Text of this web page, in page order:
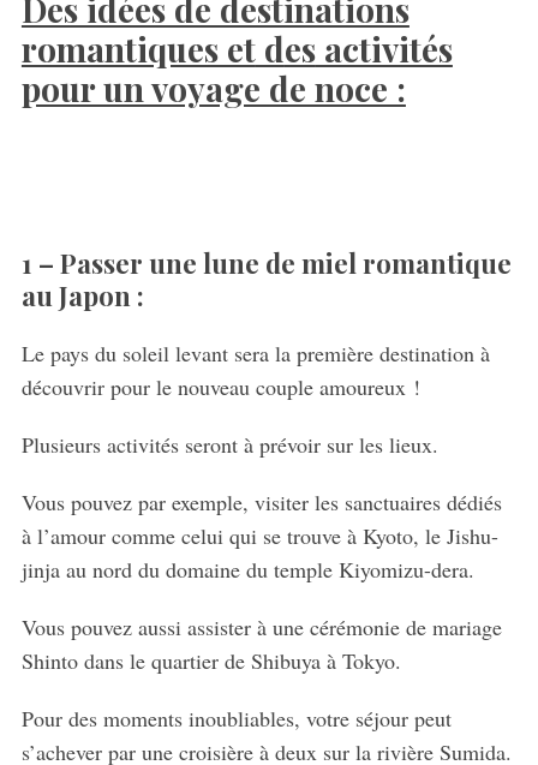
Des idées de destinations
romantiques etdesactivités
pour un voyage de noce :
1 – Passer une lune de miel romantique
au Japon :
Le pays du soleil levant sera la première destination à
découvrir pour le nouveau couple amoureux !
Plusieurs activités seront à prévoir sur les lieux.
Vous pouvez par exemple, visiter les sanctuaires dédiés
à l’amour comme celui qui se trouve à Kyoto, le Jishu-
jinja au nord du domaine du temple Kiyomizu-dera.
Vous pouvez aussi assister à une cérémonie de mariage
Shinto dans le quartier de Shibuya à Tokyo.
Pour des moments inoubliables, votre séjour peut
s’achever par une croisière à deux sur la rivière Sumida.